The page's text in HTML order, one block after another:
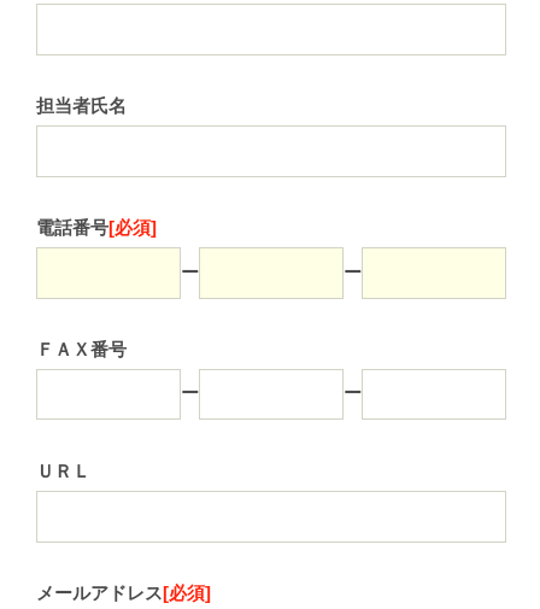
担当者氏名
電話番号[必須]
ー ー
ＦＡＸ番号
ー ー
ＵＲＬ
メールアドレス[必須]